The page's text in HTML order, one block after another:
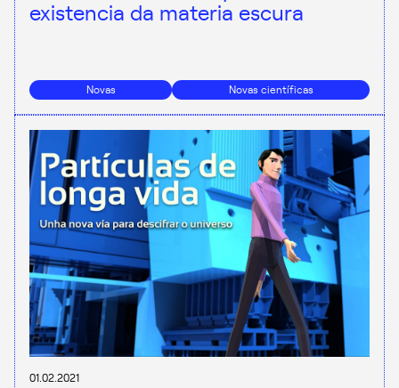
existencia da materia escura
Novas Novas científicas
01.02.2021